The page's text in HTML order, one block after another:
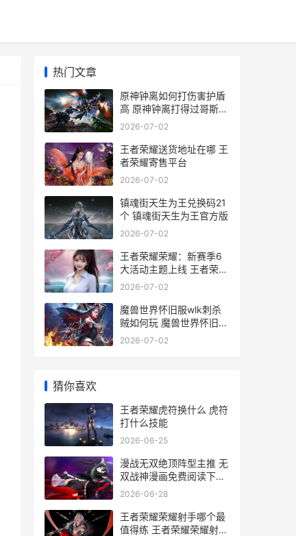
热门文章
原神钟离如何打伤害护盾
高 原神钟离打得过哥斯拉
吗
2026-07-02
王者荣耀送货地址在哪 王
者荣耀寄售平台
2026-07-02
镇魂街天生为王兑换码21
个 镇魂街天生为王官方版
2026-07-02
王者荣耀荣耀：新赛季6
大活动主题上线 王者荣耀
荣耀称号
2026-07-02
魔兽世界怀旧服wlk刺杀
贼如何玩 魔兽世界怀旧服
直升
2026-07-02
猜你喜欢
王者荣耀虎符换什么 虎符
打什么技能
2026-06-25
漫战无双绝顶阵型主推 无
双战神漫画免费阅读下拉
式
2026-06-28
王者荣耀荣耀射手哪个最
值得练 王者荣耀荣耀射手